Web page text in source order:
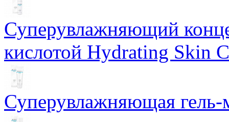
Суперувлажняющий
кислотой Hydrating Skin
Суперувлажняющая